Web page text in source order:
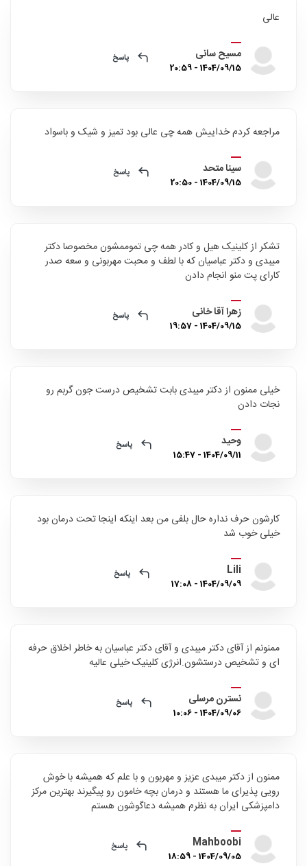
عالی
مسیح سانی
1404/09/15 - 20:59
پاسخ
مراجعه کردم خداییش همه چی عالی بود تمیز و شیک و باسواد
سینا متحد
1404/09/15 - 20:50
پاسخ
تشکر از کلینیک هیل و کادر همه چی تموممشون مخصوصا دکتر
میبدی و دکتر عباسیان که با لطف و محبت مهربونی و سعه صدر
کارای پت منو انجام دادن
زهرا آقا خانی
1404/09/15 - 19:57
پاسخ
خیلی ممنون از دکتر میبدی بابت تشخیص درست جون گربم رو
نجات دادن
وحید
1404/09/11 - 15:47
پاسخ
کارشون حرف نداره حال بلفی من بعد اینکه اینجا تحت درمان بود
خیلی خوب شد
Lili
1404/09/09 - 17:08
پاسخ
ممنونم از آقای دکتر میبدی و آقای دکتر عباسیان به خاطر اخلاق حرفه
ای و تشخیص درستشون.انرژی کلینیک خیلی عالیه
نسترن مرسلی
1404/09/06 - 10:06
پاسخ
ممنون از دکتر میبدی عزیز و مهربون و با علم که همیشه با خوش
رویی پذیرای ما هستند و درمان بچه خامون رو پیگیرند بهترین مرکز
دامپزشکی ایران به نظرم همیشه دعاگوشون هستم
Mahboobi
1404/09/05 - 18:59
پاسخ